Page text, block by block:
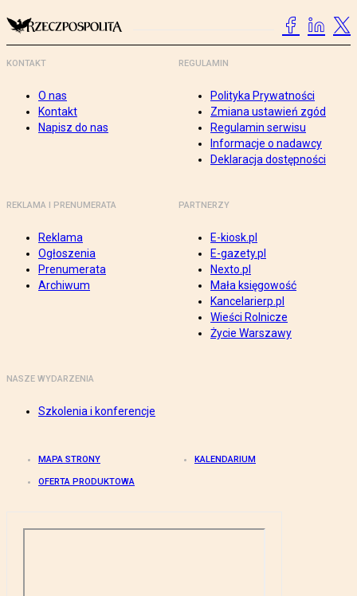
KONTAKT
O nas
Kontakt
Napisz do nas
REGULAMIN
Polityka Prywatności
Zmiana ustawień zgód
Regulamin serwisu
Informacje o nadawcy
Deklaracja dostępności
REKLAMA I PRENUMERATA
Reklama
Ogłoszenia
Prenumerata
Archiwum
PARTNERZY
E-kiosk.pl
E-gazety.pl
Nexto.pl
Mała księgowość
Kancelarierp.pl
Wieści Rolnicze
Życie Warszawy
NASZE WYDARZENIA
Szkolenia i konferencje
MAPA STRONY KALENDARIUM
OFERTA PRODUKTOWA